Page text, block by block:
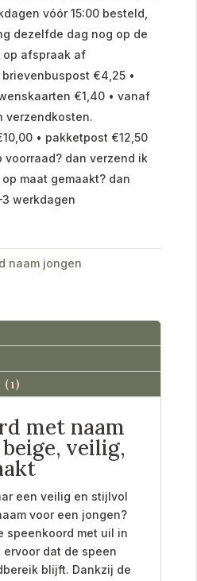
vóór 15:00 besteld,
dezelfde dag nog op de
op afspraak af
brievenbuspost €4,25 •
€1,40 • vanaf
verzendkosten.
• pakketpost €12,50
voorraad? dan verzend ik
maat gemaakt? dan
werkdagen
naam jongen
met naam
veilig,
een veilig en stijlvol
voor een jongen?
speenkoord met uil in
dat de speen
blijft. Dankzij de